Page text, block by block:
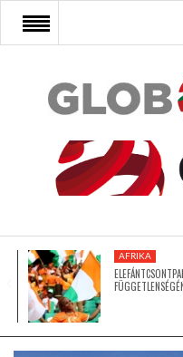
FŐOLDAL
AFRIKA
ÁZSIA
AFRIKA